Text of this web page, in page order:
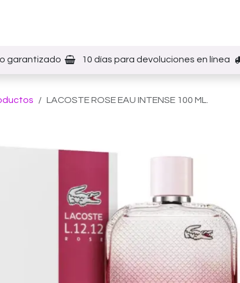
garantizado 10 días para devoluciones en línea
LACOSTE ROSE EAU INTENSE 100 ML.